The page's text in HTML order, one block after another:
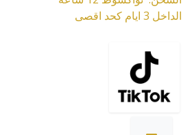
الداخل 3 ايام كحد اقصى